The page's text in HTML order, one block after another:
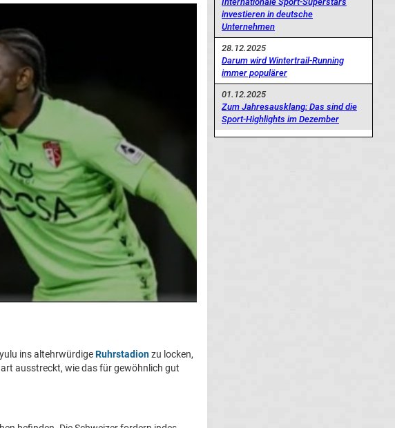
ins altehrwürdigeRuhrstadionzu locken,
ausstreckt, wie das für gewöhnlich gut
investieren in deutsche
Unternehmen
28.12.2025
Darum wird Wintertrail-Running
immer populärer
01.12.2025
Zum Jahresausklang: Das sind die
Sport-Highlights im Dezember